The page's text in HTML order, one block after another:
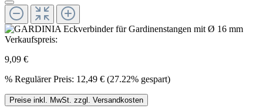
Verkaufspreis:
9,09 €
% Regulärer Preis: 12,49 € (27.22% gespart)
Preise inkl. MwSt. zzgl. Versandkosten